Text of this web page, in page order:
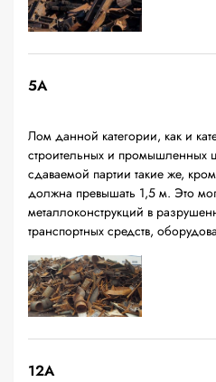
5А
Лом данной категории, как и
строительных и промышленных
сдаваемой партии такие же,
должна превышать 1,5 м. Это
металлоконструкций в
транспортных средств,
12A